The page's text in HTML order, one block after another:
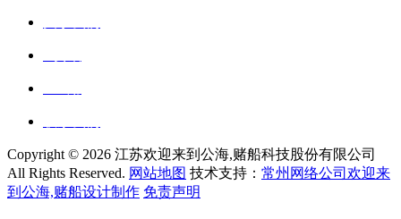
Copyright © 2026 江苏欢迎来到公海,赌船科技股份有限公司
All Rights Reserved. 网站地图 技术支持： 常州网络公司欢迎来
到公海,赌船设计制作 免责声明